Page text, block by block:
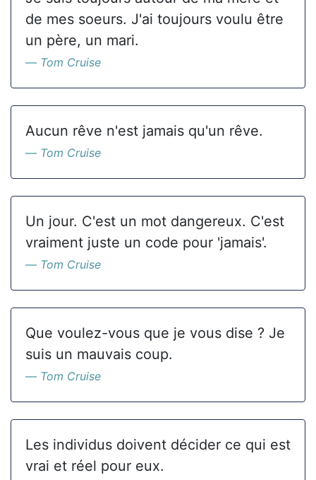
de mes soeurs. J'ai toujours voulu être
un père, un mari.
Tom Cruise
Aucun rêve n'est jamais qu'un rêve.
Tom Cruise
Un jour. C'est un mot dangereux. C'est
vraiment juste un code pour 'jamais'.
Tom Cruise
Que voulez-vous que je vous dise ? Je
suis un mauvais coup.
Tom Cruise
Les individus doivent décider ce qui est
vrai et réel pour eux.